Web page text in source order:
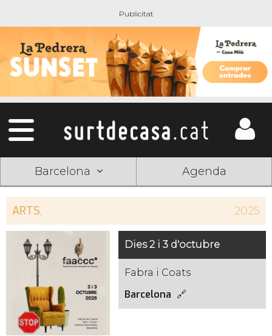
Barcelona Agenda
ARTS, 2025
Dies 2 i 3 d'octubre
Fabra i Coats
Barcelona